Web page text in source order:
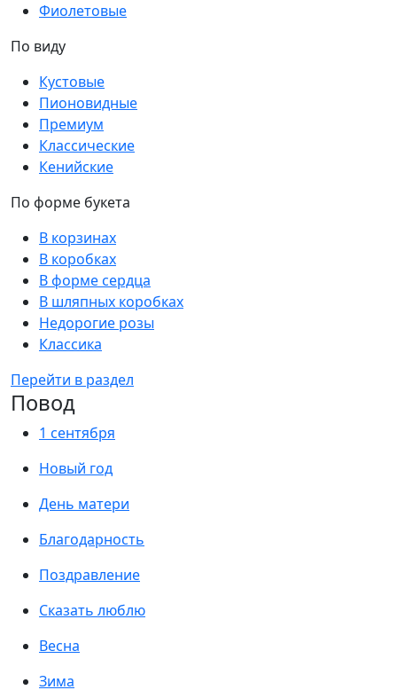
Фиолетовые
По виду
Кустовые
Пионовидные
Премиум
Классические
Кенийские
По форме букета
В корзинах
В коробках
В форме сердца
В шляпных коробках
Недорогие розы
Классика
Перейти в раздел
Повод
1 сентября
Новый год
День матери
Благодарность
Поздравление
Сказать люблю
Весна
Зима